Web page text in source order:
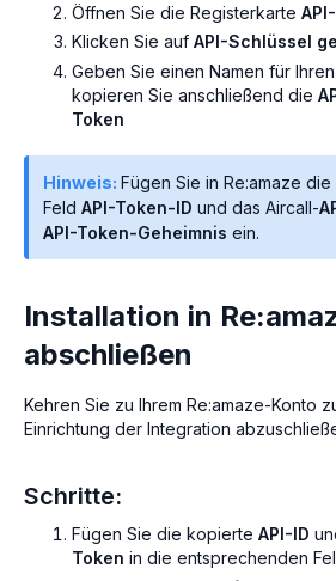
Öffnen Sie die Registerkarte
Klicken Sie auf API-Schlüssel
Geben Sie einen Namen für
kopieren Sie anschließend die
Token
Hinweis: Fügen Sie in Re:amaze die
Feld API-Token-ID und das Aircall-
API-Token-Geheimnis ein.
Installation in
abschließen
Kehren Sie zu Ihrem Re:amaze-Konto
Einrichtung der Integration
Schritte:
Fügen Sie die kopierte API-ID
Token in die entsprechenden